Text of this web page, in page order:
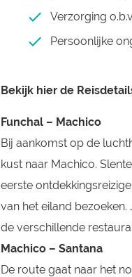
Verzorging
Persoonlijke
Bekijk hier de
Funchal – Machico
Bij aankomst op de
kust naar Machico.
eerste
van het eiland
de verschillende
Machico – Santana
De route gaat naar het